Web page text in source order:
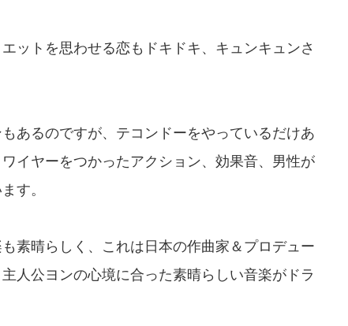
ットを思わせる恋もドキドキ、キュンキュンさ
あるのですが、テコンドーをやっているだけあ
イヤーをつかったアクション、効果音、男性が
す。
素晴らしく、これは日本の作曲家＆プロデュー
人公ヨンの心境に合った素晴らしい音楽がドラ